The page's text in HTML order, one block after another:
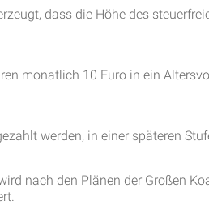
dass die Höhe des
monatlich 10 Euro in ein
werden, in einer späteren
nach den Plänen der Großen